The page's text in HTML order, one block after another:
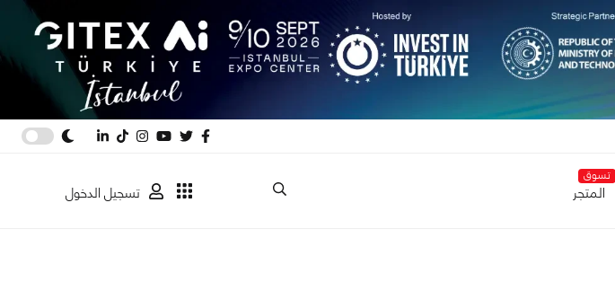
تسوق
المتجر تسجيل الدخول